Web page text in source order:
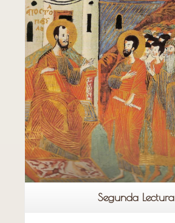
Segunda Lectura